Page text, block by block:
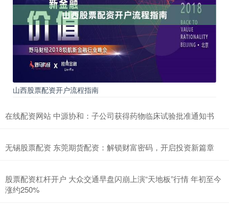
山西股票配资开户流程指南
在线配资网站 中源协和：子公司获得药物临床试验批准通知书
无锡股票配资 东莞期货配资：解锁财富密码，开启投资新篇章
股票配资杠杆开户 大众交通早盘闪崩上演“天地板”行情 年初至今
涨约250%